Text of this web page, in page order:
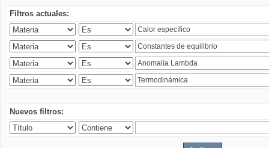
Filtros actuales:
Nuevos filtros: